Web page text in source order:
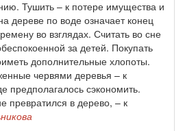
Тушить – к потере имущества и
дереве по воде означает конец
во взглядах. Считать во сне
за детей. Покупать
дополнительные хлопоты.
червями деревья – к
предполагалось сэкономить.
превратился в дерево, – к